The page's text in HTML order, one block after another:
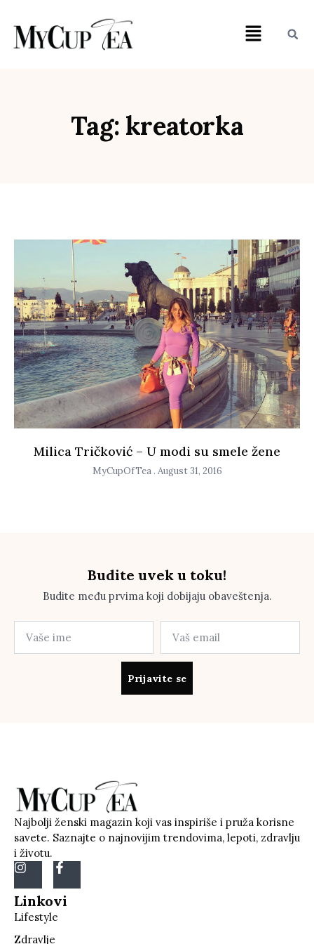
Tag: kreatorka
Milica Tričković – U modi su smele žene
MyCupOfTea August 31, 2016
Budite uvek u toku!
Budite među prvima koji dobijaju obaveštenja.
Prijavite se
Najbolji ženski magazin koji vas inspiriše i pruža korisne
savete. Saznajte o najnovijim trendovima, lepoti, zdravlju
i životu.
Linkovi
Lifestyle
Zdravlje